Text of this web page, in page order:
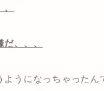
、、、
ようになっちゃったん